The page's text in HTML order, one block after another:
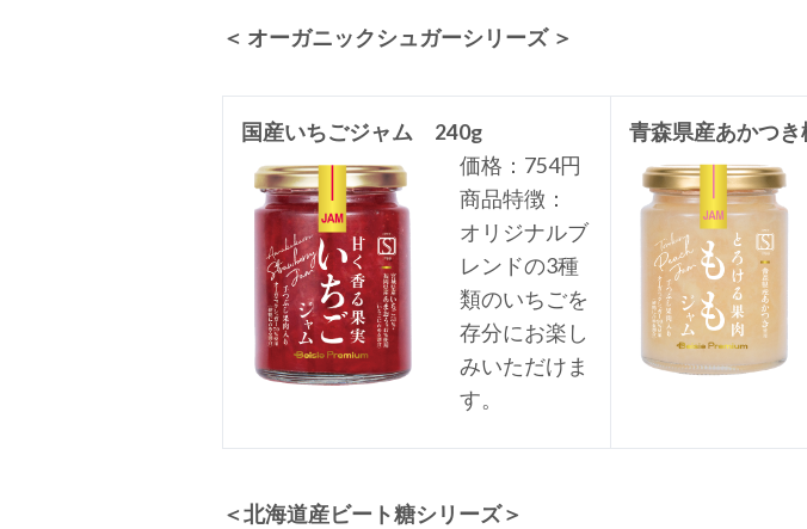
＜ オーガニックシュガーシリーズ ＞
国産いちごジャム 240g
価格：754円
商品特徴：
オリジナルブ
レンドの3種
類のいちごを
存分にお楽し
みいただけま
す。
青森県産あかつ
＜北海道産ビート糖シリーズ＞